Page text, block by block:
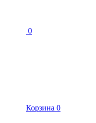
0
Корзина 0